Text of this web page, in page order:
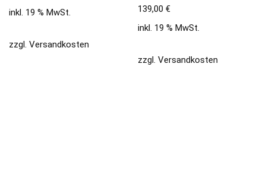
inkl. 19 % MwSt.
zzgl. Versandkosten
139,00€
inkl. 19 % MwSt.
zzgl.Versandkosten